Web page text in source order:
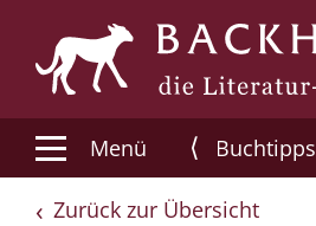
Menü ⟨ Buchtipps
Zurück zur Übersicht